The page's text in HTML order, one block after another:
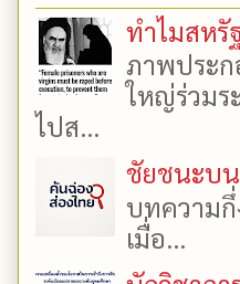
ทำไมสหรั
ภาพประก
ใหญ่ร่วมร
ไปส...
ชัยชนะบน
บทความกึ่
เมื่อ...